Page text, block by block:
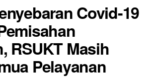
Covid-19
RSUKT Masih
Pelayanan